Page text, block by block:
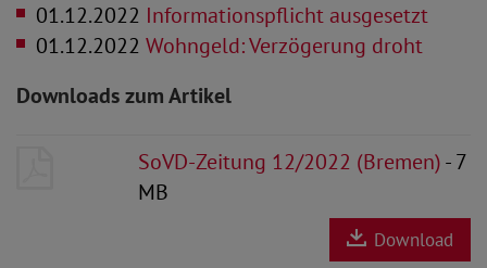
01.12.2022 Informationspflicht ausgesetzt
01.12.2022 Wohngeld: Verzögerung droht
Downloads zum Artikel
SoVD-Zeitung 12/2022 (Bremen)- 7
MB
Download